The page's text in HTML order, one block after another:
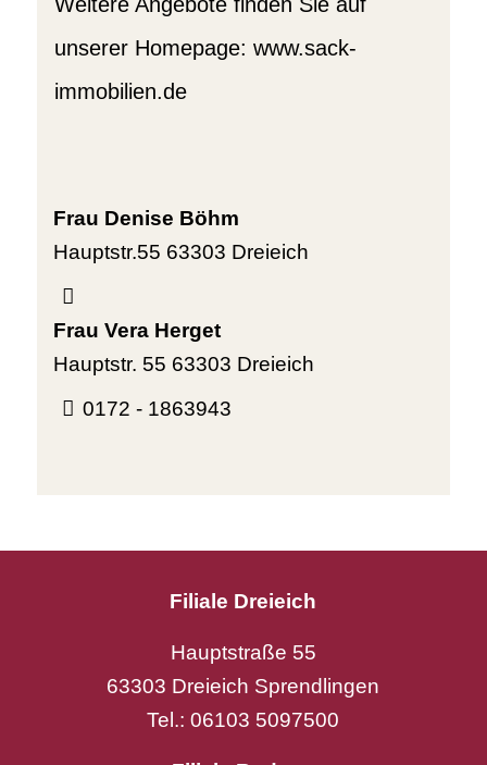
unserer Homepage: www.sack-
immobilien.de
Frau Denise Böhm
Hauptstr.55 63303 Dreieich
Frau Vera Herget
Hauptstr. 55 63303 Dreieich
0172 - 1863943
Filiale Dreieich
Hauptstraße 55
63303 Dreieich Sprendlingen
Tel.: 06103 5097500